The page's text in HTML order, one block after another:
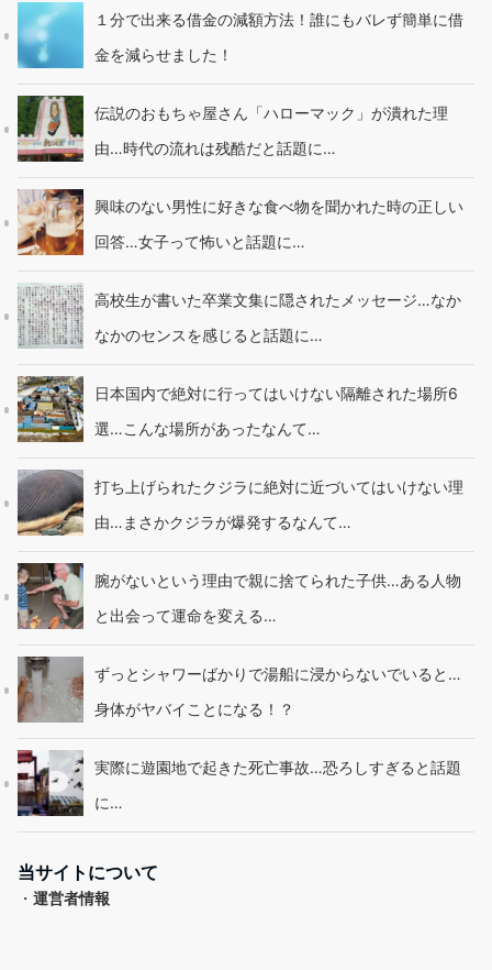
１分で出来る借金の減額方法！誰にもバレず簡単に借
金を減らせました！
伝説のおもちゃ屋さん「ハローマック」が潰れた理
由…時代の流れは残酷だと話題に…
興味のない男性に好きな食べ物を聞かれた時の正しい
回答…女子って怖いと話題に…
高校生が書いた卒業文集に隠されたメッセージ…なか
なかのセンスを感じると話題に…
日本国内で絶対に行ってはいけない隔離された場所6
選…こんな場所があったなんて…
打ち上げられたクジラに絶対に近づいてはいけない理
由…まさかクジラが爆発するなんて…
腕がないという理由で親に捨てられた子供…ある人物
と出会って運命を変える…
ずっとシャワーばかりで湯船に浸からないでいると…
身体がヤバイことになる！？
実際に遊園地で起きた死亡事故…恐ろしすぎると話題
に…
当サイトについて
・ 運営者情報